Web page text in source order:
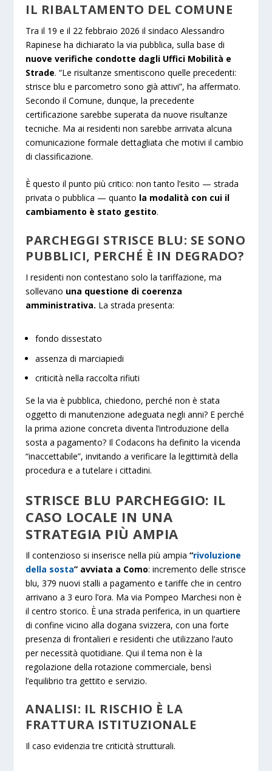
IL RIBALTAMENTO DEL COMUNE
Tra il 19 e il 22 febbraio 2026 il sindaco Alessandro
Rapinese ha dichiarato la via pubblica, sulla base di
nuove verifiche condotte dagli Uffici Mobilità e
Strade. “Le risultanze smentiscono quelle precedenti:
strisce blu e parcometro sono già attivi”, ha affermato.
Secondo il Comune, dunque, la precedente
certificazione sarebbe superata da nuove risultanze
tecniche. Ma ai residenti non sarebbe arrivata alcuna
comunicazione formale dettagliata che motivi il cambio
di classificazione.
È questo il punto più critico: non tanto l’esito — strada
privata o pubblica — quanto la modalità con cui il
cambiamento è stato gestito.
PARCHEGGI STRISCE BLU: SE SONO
PUBBLICI, PERCHÉ È IN DEGRADO?
I residenti non contestano solo la tariffazione, ma
sollevano una questione di coerenza
amministrativa. La strada presenta:
fondo dissestato
assenza di marciapiedi
criticità nella raccolta rifiuti
Se la via è pubblica, chiedono, perché non è stata
oggetto di manutenzione adeguata negli anni? E perché
la prima azione concreta diventa l’introduzione della
sosta a pagamento? Il Codacons ha definito la vicenda
“inaccettabile”, invitando a verificare la legittimità della
procedura e a tutelare i cittadini.
STRISCE BLU PARCHEGGIO​: IL
CASO LOCALE IN UNA
STRATEGIA PIÙ AMPIA
Il contenzioso si inserisce nella più ampia“rivoluzione
della sosta” avviata a Como: incremento delle strisce
blu, 379 nuovi stalli a pagamento e tariffe che in centro
arrivano a 3 euro l’ora. Ma via Pompeo Marchesi non è
il centro storico. È una strada periferica, in un quartiere
di confine vicino alla dogana svizzera, con una forte
presenza di frontalieri e residenti che utilizzano l’auto
per necessità quotidiane. Qui il tema non è la
regolazione della rotazione commerciale, bensì
l’equilibrio tra gettito e servizio.
ANALISI: IL RISCHIO È LA
FRATTURA ISTITUZIONALE
Il caso evidenzia tre criticità strutturali.